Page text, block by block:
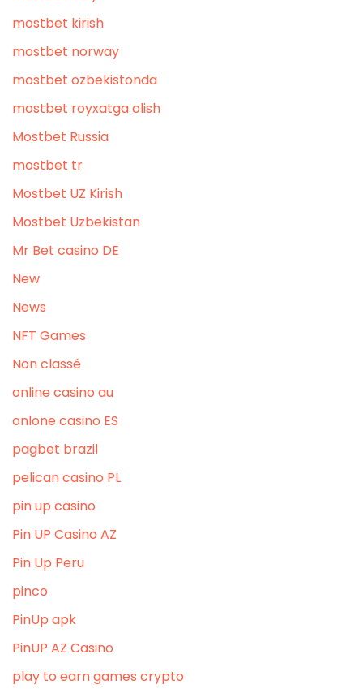
mostbet kirish
mostbet norway
mostbet ozbekistonda
mostbet royxatga olish
Mostbet Russia
mostbet tr
Mostbet UZ Kirish
Mostbet Uzbekistan
Mr Bet casino DE
New
News
NFT Games
Non classé
online casino au
onlone casino ES
pagbet brazil
pelican casino PL
pin up casino
Pin UP Casino AZ
Pin Up Peru
pinco
PinUp apk
PinUP AZ Casino
play to earn games crypto